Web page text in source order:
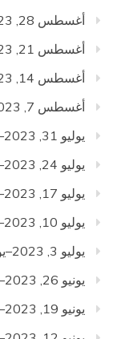
أغسطس 28, 2023–سبتمبر 3, 2023
أغسطس 21, 2023–أغسطس 27, 2023
أغسطس 14, 2023–أغسطس 20, 2023
أغسطس 7, 2023–أغسطس 13, 2023
يوليو 31, 2023–أغسطس 6, 2023
يوليو 24, 2023–يوليو 30, 2023
يوليو 17, 2023–يوليو 23, 2023
يوليو 10, 2023–يوليو 16, 2023
يوليو 3, 2023–يوليو 9, 2023
يونيو 26, 2023–يوليو 2, 2023
يونيو 19, 2023–يونيو 25, 2023